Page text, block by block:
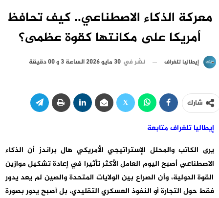
معركة الذكاء الاصطناعي.. كيف تحافظ
أمريكا على مكانتها كقوة عظمى؟
إيطاليا تلغراف نشر في 30 مايو 2026 الساعة 3 و 00 دقيقة
شارك
إيطاليا تلغراف متابعة
يرى الكاتب والمحلل الإستراتيجي الأمريكي هال براندز أن الذكاء
الاصطناعي أصبح اليوم العامل الأكثر تأثيرا في إعادة تشكيل موازين
القوة الدولية، وأن الصراع بين الولايات المتحدة والصين لم يعد يدور
فقط حول التجارة أو النفوذ العسكري التقليدي، بل أصبح يدور بصورة